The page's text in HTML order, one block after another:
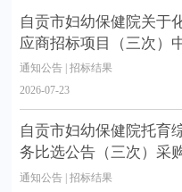
自贡市妇幼保健院关于
应商招标项目（三次）
通知公告 | 招标结果
2026-07-23
自贡市妇幼保健院托育
务比选公告（三次）采
通知公告 | 招标结果